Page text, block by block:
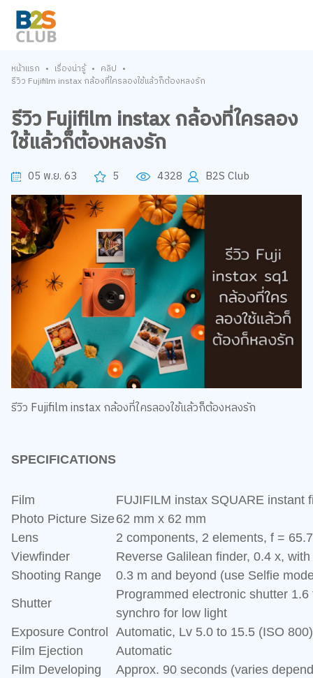
หน้าแรก • เรื่องน่ารู้ • คลิป •
รีวิว Fujifilm instax กล้องที่ใครลองใช้แล้วก็ต้องหลงรัก
รีวิว Fujifilm instax กล้องที่ใครลอง
ใช้แล้วก็ต้องหลงรัก
05 พ.ย. 63 5 4328 B2S Club
รีวิว Fujifilm instax กล้องที่ใครลองใช้แล้วก็ต้องหลงรัก
SPECIFICATIONS
Film
FUJIFILM instax SQUARE instant
Photo Picture Size62 mm x 62 mm
Lens
2 components, 2 elements, f =
Viewfinder
Reverse Galilean finder, 0.4 x,
Shooting Range
0.3 m and beyond (use Selfie
Shutter
Programmed electronic shutter
synchro for low light
Exposure Control
Automatic, Lv 5.0 to 15.5 (ISO 800)
Film Ejection
Automatic
Film Developing
Approx. 90 seconds (varies